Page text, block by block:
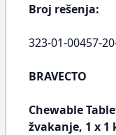
Broj rešenja:
323-01-00457-
BRAVECTO
Chewable
žvakanje, 1 x 1